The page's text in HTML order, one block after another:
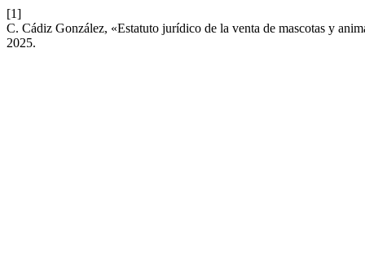
[1]
C. Cádiz González, «Estatuto jurídico de la venta de mascotas y
2025.